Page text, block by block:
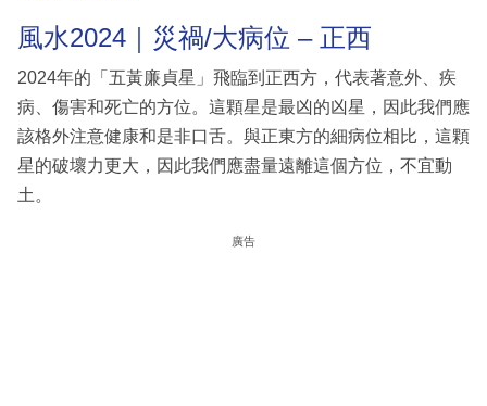
風水2024｜災禍/大病位 – 正西
2024年的「五黃廉貞星」飛臨到正西方，代表著意外、疾
病、傷害和死亡的方位。這顆星是最凶的凶星，因此我們應
該格外注意健康和是非口舌。與正東方的細病位相比，這顆
星的破壞力更大，因此我們應盡量遠離這個方位，不宜動
土。
廣告